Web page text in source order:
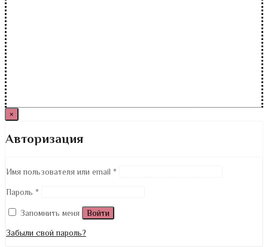
×
Авторизация
Имя пользователя или email *
Пароль *
Запомнить меня Войти
Забыли свой пароль?